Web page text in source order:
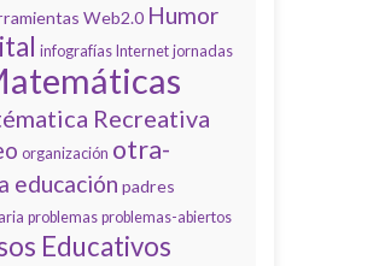
Web2.0 Humor
infografías Internet jornadas
Recreativa
organización otra-
educación padres
problemas problemas-abiertos
Educativos